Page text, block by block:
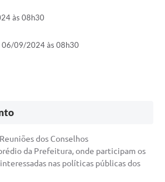
às 08h30
06/09/2024 às 08h30
dos Conselhos
da Prefeitura, onde participam os
nas políticas públicas dos